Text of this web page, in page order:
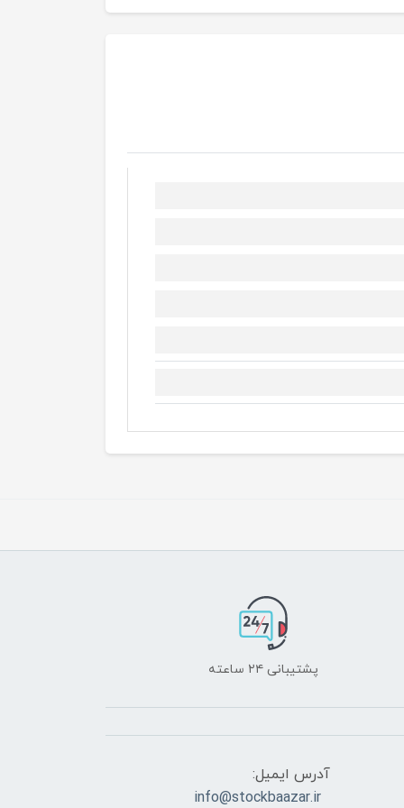
پشتیبانی ۲۴ ساعته
آدرس ایمیل:
info@stockbaazar.ir